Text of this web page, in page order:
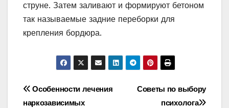
струне. Затем заливают и формируют бетоном
так называемые задние переборки для
крепления бордюра.
Навигация
Советы по выбору
психолога
Особенности лечения
наркозависимых